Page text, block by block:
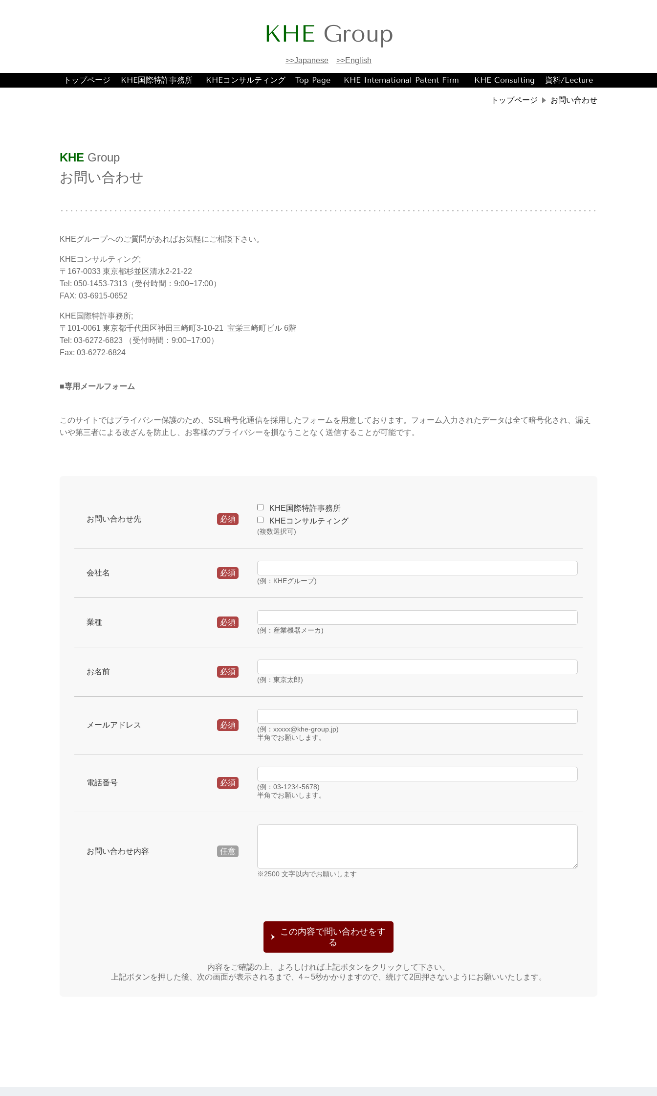
KHE Group
>>Japanese >>English
トップページ KHE国際特許事務所 KHEコンサルティング Top Page KHE International Patent Firm KHE Consulting 資料/Lecture
トップページ お問い合わせ
KHE Group
お問い合わせ
KHEグループへのご質問があればお気軽にご相談下さい。
KHEコンサルティング;
〒167-0033 東京都杉並区清水2-21-22
Tel: 050-1453-7313（受付時間：9:00−17:00）
FAX: 03-6915-0652
KHE国際特許事務所;
〒101-0061 東京都千代田区神田三崎町3-10-21 宝栄三崎町ビル 6階
Tel: 03-6272-6823 （受付時間：9:00−17:00）
Fax: 03-6272-6824
■専用メールフォーム
このサイトではプライバシー保護のため、SSL暗号化通信を採用したフォームを用意しております。フォーム入力されたデータは全て暗号化され、漏え
いや第三者による改ざんを防止し、お客様のプライバシーを損なうことなく送信することが可能です。
お問い合わせ先 必須
KHE国際特許事務所
KHEコンサルティング
(複数選択可)
会社名 必須
(例：KHEグループ)
業種 必須
(例：産業機器メーカ)
お名前 必須
(例：東京太郎)
メールアドレス 必須
(例：xxxxx@khe-group.jp)
半角でお願いします。
電話番号 必須
(例：03-1234-5678)
半角でお願いします。
お問い合わせ内容 任意
※2500 文字以内でお願いします
内容をご確認の上、よろしければ上記ボタンをクリックして下さい。
上記ボタンを押した後、次の画面が表示されるまで、4～5秒かかりますので、続けて2回押さないようにお願いいたします。